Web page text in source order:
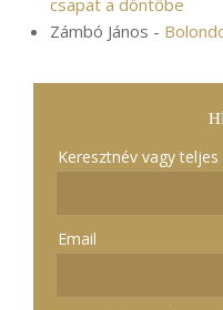
csapat a döntőbe
Zámbó János -
Keresztnév vagy teljes
Email